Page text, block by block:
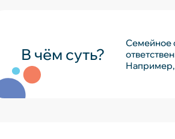
В чём суть?
Семейное